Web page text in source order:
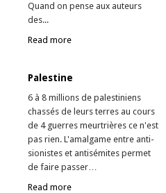
Quand on pense aux auteurs
des...
Read more
Palestine
6 à 8 millions de palestiniens
chassés de leurs terres au cours
de 4 guerres meurtrières ce n'est
pas rien. L'amalgame entre anti-
sionistes et antisémites permet
de faire passer…
Read more